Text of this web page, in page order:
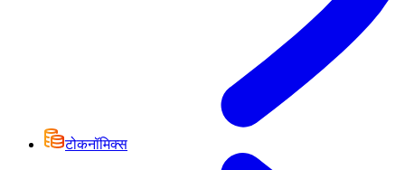
टोकनॉमिक्स